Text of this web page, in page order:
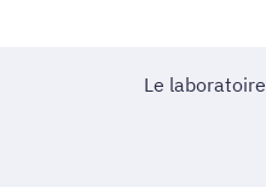
Le laboratoire